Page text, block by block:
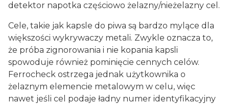
detektor napotka częściowo żelazny/nieżelazny cel.
Cele, takie jak kapsle do piwa są bardzo mylące dla
większości wykrywaczy metali. Zwykle oznacza to,
że próba zignorowania i nie kopania kapsli
spowoduje również pominięcie cennych celów.
Ferrocheck ostrzega jednak użytkownika o
żelaznym elemencie metalowym w celu, więc
nawet jeśli cel podaje ładny numer identyfikacyjny